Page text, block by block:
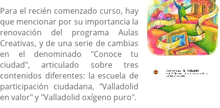
Para el recién comenzado curso, hay
que mencionar por su importancia la
renovación del programa Aulas
Creativas, y de una serie de cambias
en el denominado "Conoce tu
ciudad", articulado sobre tres
contenidos diferentes: la escuela de
participación ciudadana, "Valladolid
en valor" y "Valladolid oxígeno puro".